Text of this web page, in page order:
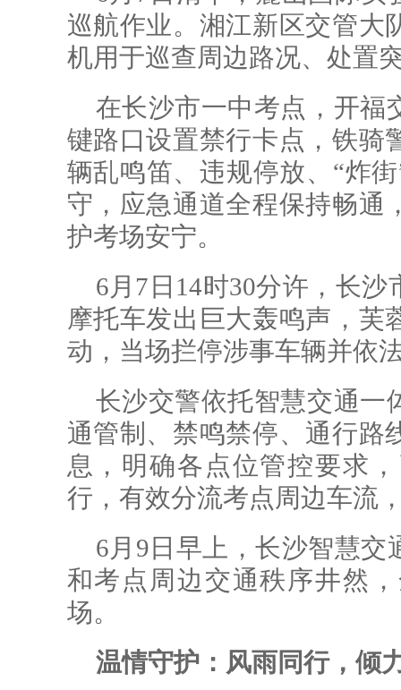
巡航作业。湘江新区交管大
机用于巡查周边路况、处置
在长沙市一中考点，开福
键路口设置禁行卡点，铁骑
辆乱鸣笛、违规停放、“炸
守，应急通道全程保持畅通
护考场安宁。
6月7日14时30分许，长
摩托车发出巨大轰鸣声，芙
动，当场拦停涉事车辆并依
长沙交警依托智慧交通一
通管制、禁鸣禁停、通行路
息，明确各点位管控要求
行，有效分流考点周边车流
6月9日早上，长沙智慧交
和考点周边交通秩序井然
场。
温情守护：风雨同行，倾